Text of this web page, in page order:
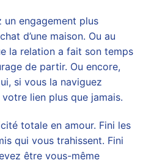
un engagement plus
d’une maison. Ou au
la relation a fait son temps
de partir. Ou encore,
si vous la naviguez
lien plus que jamais.
totale en amour. Fini les
qui vous trahissent. Fini
être vous-même